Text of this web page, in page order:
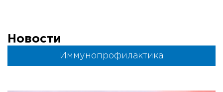
Новости
Иммунопрофилактика